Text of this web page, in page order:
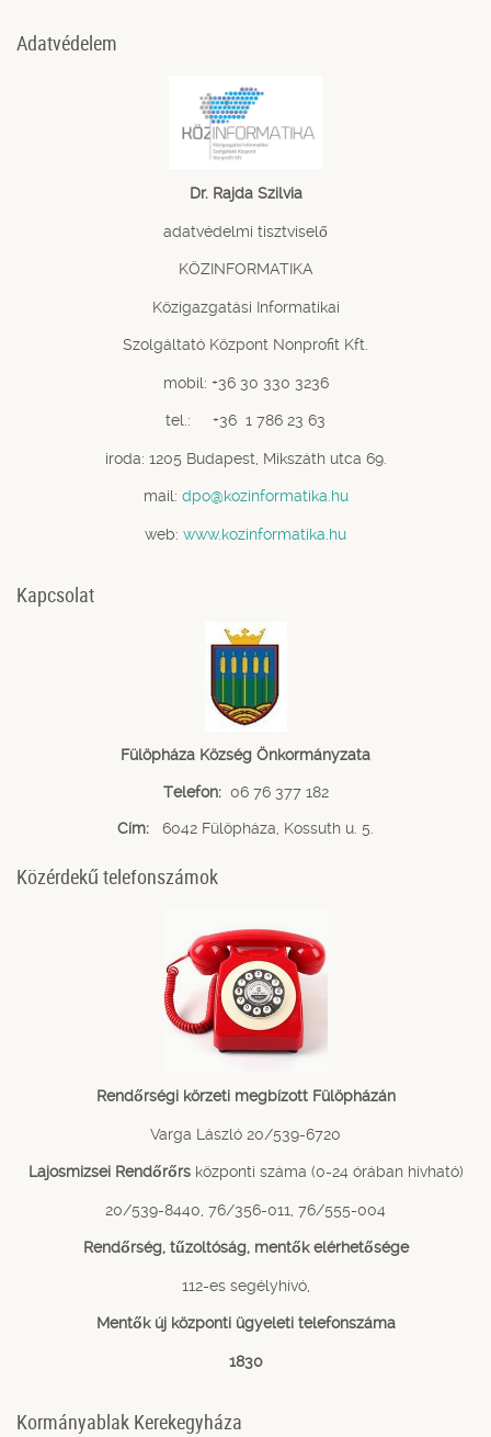
Adatvédelem
Dr. Rajda Szilvia
adatvédelmi tisztviselő
KÖZINFORMATIKA
Közigazgatási Informatikai
Szolgáltató Központ Nonprofit Kft.
mobil: +36 30 330 3236
tel.: +36 1 786 23 63
iroda: 1205 Budapest, Mikszáth utca 69.
mail: dpo@kozinformatika.hu
web: www.kozinformatika.hu
Kapcsolat
Fülöpháza Község Önkormányzata
Telefon: 06 76 377 182
Cím: 6042 Fülöpháza, Kossuth u. 5.
Közérdekű telefonszámok
Rendőrségi körzeti megbízott Fülöpházán
Varga László 20/539-6720
Lajosmizsei Rendőrőrsközponti száma (0-24 órában hívható)
20/539-8440, 76/356-011, 76/555-004
Rendőrség, tűzoltóság, mentők elérhetősége
112-es segélyhívó,
Mentők új központi ügyeleti telefonszáma
1830
Kormányablak Kerekegyháza